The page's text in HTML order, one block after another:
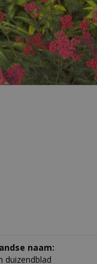
naam:
duizendblad